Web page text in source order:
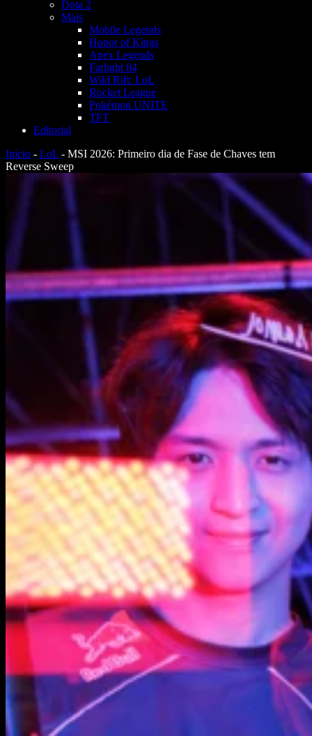
Dota 2
Mais
Mobile Legends
Honor of Kings
Apex Legends
Farlight 84
Wild Rift: LoL
Rocket League
Pokémon UNITE
TFT
Editorial
Início - LoL - MSI 2026: Primeiro dia de Fase de Chaves tem
Reverse Sweep